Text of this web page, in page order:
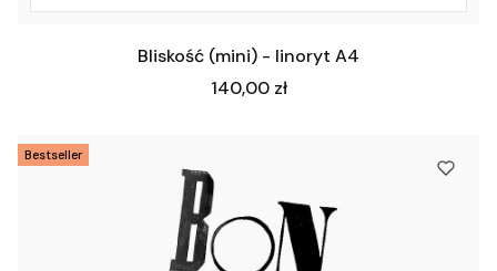
Bliskość (mini) - linoryt A4
Cena
140,00 zł
Bestseller